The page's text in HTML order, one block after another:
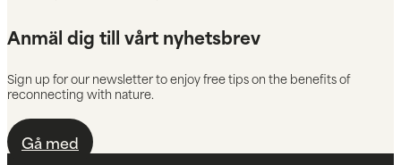
Anmäl dig till vårt nyhetsbrev
Sign up for our newsletter to enjoy free tips on the benefits of
reconnecting with nature.
Gå med